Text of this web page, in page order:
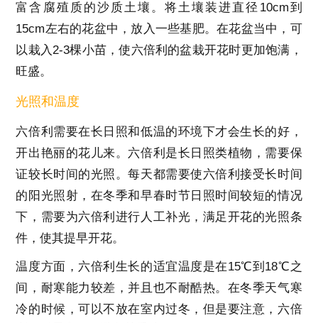
富含腐殖质的沙质土壤。将土壤装进直径10cm到
15cm左右的花盆中，放入一些基肥。在花盆当中，可
以栽入2-3棵小苗，使六倍利的盆栽开花时更加饱满，
旺盛。
光照和温度
六倍利需要在长日照和低温的环境下才会生长的好，
开出艳丽的花儿来。六倍利是长日照类植物，需要保
证较长时间的光照。每天都需要使六倍利接受长时间
的阳光照射，在冬季和早春时节日照时间较短的情况
下，需要为六倍利进行人工补光，满足开花的光照条
件，使其提早开花。
温度方面，六倍利生长的适宜温度是在15℃到18℃之
间，耐寒能力较差，并且也不耐酷热。在冬季天气寒
冷的时候，可以不放在室内过冬，但是要注意，六倍